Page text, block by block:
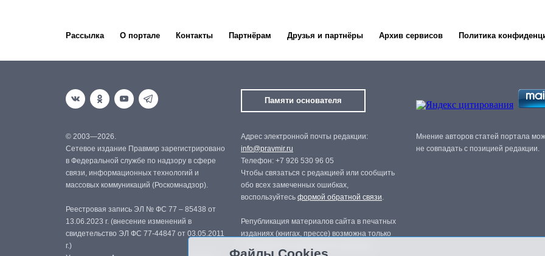
Рассылка О портале Контакты Партнёрам Друзья и партнёры Архив сервисов Политика
Памяти основателя
© 2003—2026.
Сетевое издание Правмир зарегистрировано
в Федеральной службе по надзору в сфере
связи, информационных технологий и
массовых коммуникаций (Роскомнадзор).
Реестровая запись ЭЛ № ФС 77 – 85438 от
13.06.2023 г. (внесение изменений в
свидетельство ЭЛ ФС 77-44847 от 03.05.2011
г.)
Адрес электронной почты редакции:
info@pravmir.ru
Телефон: +7 926 530 96 05
Чтобы связаться с редакцией или сообщить
обо всех замеченных ошибках,
воспользуйтесь формой обратной связи.
Републикация материалов сайта в печатных
изданиях (книгах, прессе) возможна только
Мнение авторов статей портала
не совпадать с позицией редакции.